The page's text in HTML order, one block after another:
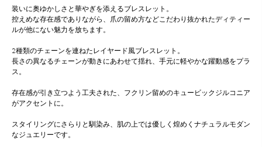
装いに奥ゆかしさと華やぎを添えるブレスレット。
控えめな存在感でありながら、爪の留め方などこだわり抜かれたディティー
ルが他にない魅力を放ちます。
2種類のチェーンを連ねたレイヤード風ブレスレット。
長さの異なるチェーンが動きにあわせて揺れ、手元に軽やかな躍動感をプラ
ス。
存在感が引き立つよう工夫された、フクリン留めのキュービックジルコニア
がアクセントに。
スタイリングにさらりと馴染み、肌の上では優しく煌めくナチュラルモダン
なジュエリーです。